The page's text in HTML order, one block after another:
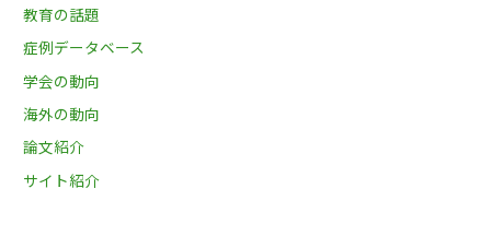
教育の話題
症例データベース
学会の動向
海外の動向
論文紹介
サイト紹介